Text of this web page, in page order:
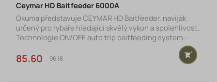
Ceymar HD Baitfeeder 6000A
Okuma představuje CEYMAR HD Baitfeeder, naviják
určený pro rybáře hledající skvělý výkon a spolehlivost.
Technologie ON/OFF auto trip baitfeeding system -
snadné aktivování nebo vypnutí bait feeding systému
umožňuje jednoduše přecházet z režimu volné cívky
85.60 €96.18 €